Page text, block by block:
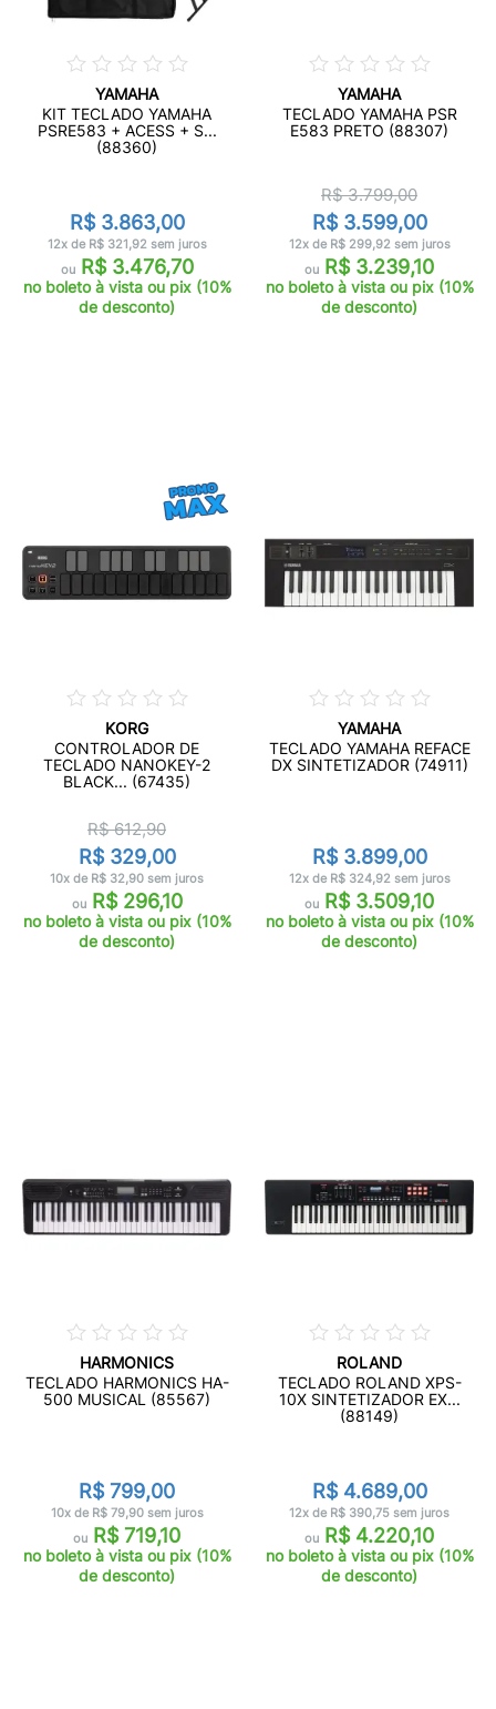
YAMAHA
KIT TECLADO YAMAHA
PSRE583 + ACESS + S...
(88360)
R$ 3.863,00
12x de R$ 321,92 sem juros
ouR$ 3.476,70
no boleto à vista ou pix (10%
de desconto)
YAMAHA
TECLADO YAMAHA PSR
E583 PRETO (88307)
R$ 3.799,00
R$ 3.599,00
12x de R$ 299,92 sem juros
ou R$ 3.239,10
no boleto à vista ou pix (10%
de desconto)
KORG
CONTROLADOR DE
TECLADO NANOKEY-2
BLACK... (67435)
R$ 612,90
R$ 329,00
10x de R$ 32,90 sem juros
ouR$ 296,10
no boleto à vista ou pix (10%
de desconto)
YAMAHA
TECLADO YAMAHA REFACE
DX SINTETIZADOR (74911)
R$ 3.899,00
12x de R$ 324,92 sem juros
ou R$ 3.509,10
no boleto à vista ou pix (10%
de desconto)
HARMONICS
TECLADO HARMONICS HA-
500 MUSICAL (85567)
R$ 799,00
10x de R$ 79,90 sem juros
ou R$ 719,10
no boleto à vista ou pix (10%
de desconto)
ROLAND
TECLADO ROLAND XPS-
10X SINTETIZADOR EX...
(88149)
R$ 4.689,00
12x de R$ 390,75 sem juros
ou R$ 4.220,10
no boleto à vista ou pix (10%
de desconto)